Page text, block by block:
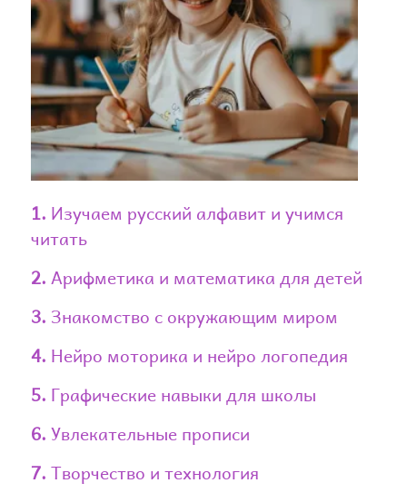
1.Изучаем русский алфавит и учимся
читать
2.Арифметика и математика для детей
3.Знакомство с окружающим миром
4.Нейро моторика и нейро логопедия
5.Графические навыки для школы
6.Увлекательные прописи
7.Творчество и технология